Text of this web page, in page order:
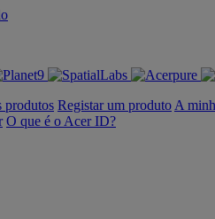
produtos Registar um produto A
O que é o Acer ID?